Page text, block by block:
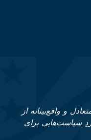
و واقع‌بینانه از
سیاست‌هایی برای